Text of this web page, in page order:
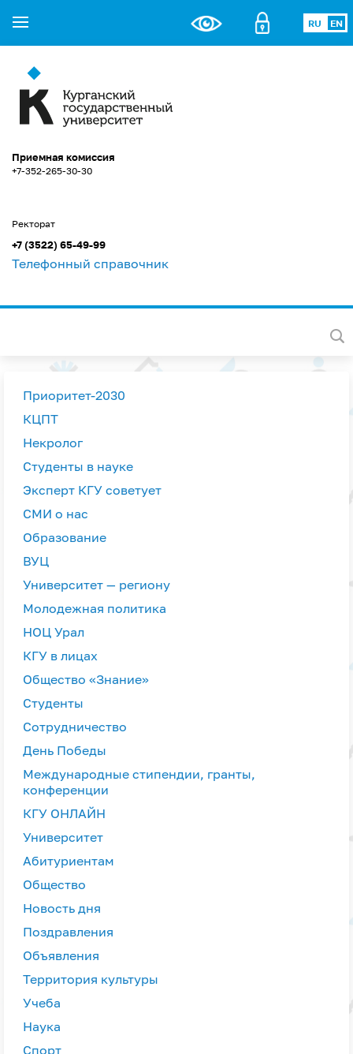
RU EN
Приемная комиссия
+7-352-265-30-30
Ректорат
+7 (3522) 65-49-99
Телефонный справочник
Приоритет-2030
КЦПТ
Некролог
Студенты в науке
Эксперт КГУ советует
СМИ о нас
Образование
ВУЦ
Университет — региону
Молодежная политика
НОЦ Урал
КГУ в лицах
Общество «Знание»
Студенты
Сотрудничество
День Победы
Международные стипендии, гранты,
конференции
КГУ ОНЛАЙН
Университет
Абитуриентам
Общество
Новость дня
Поздравления
Объявления
Территория культуры
Учеба
Наука
Спорт